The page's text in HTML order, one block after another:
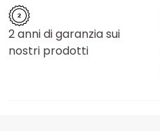
2 anni di garanzia sui
nostri prodotti